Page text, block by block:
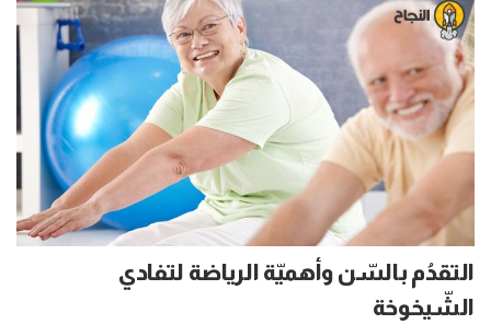
التقدُم بالسّن وأهميّة الرياضة لتفادي
الشّيخوخة